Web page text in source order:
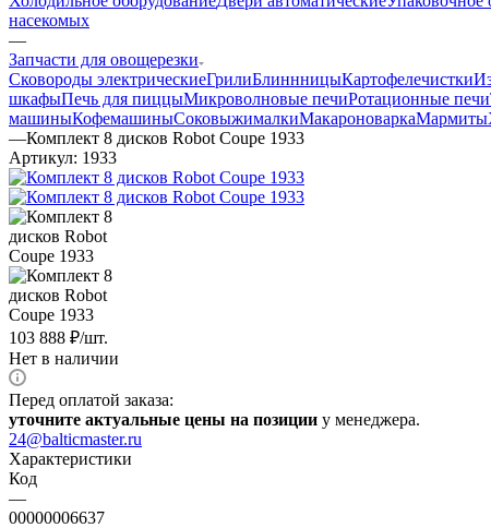
насекомых
—
Запчасти для овощерезки
Cковороды электрическиеГрилиБлиннницыКартофелечистки
шкафыПечь для пиццыМикроволновые печиРотационные печи
машиныКофемашиныСоковыжималкиМакароноваркаМармиты
—Комплект 8 дисков Robot Coupe 1933
Артикул: 1933
103 888 ₽/шт.
Нет в наличии
Перед оплатой заказа:
уточните актуальные цены на позиции у менеджера.
24@balticmaster.ru
Характеристики
Код
—
00000006637